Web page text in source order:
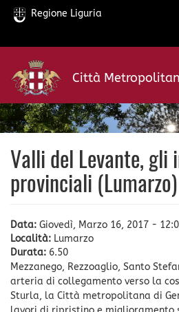
Salta
contenuto
principale
Regione Liguria
Città
Valli del Levante, gli
provinciali (Lumarzo)
Data: Giovedì, Marzo 16, 2017 -
Località: Lumarzo
Durata: 6.50
Mezzanego, Rezzoaglio, Santo
arteria di collegamento verso la
Sturla, la Città metropolitana di